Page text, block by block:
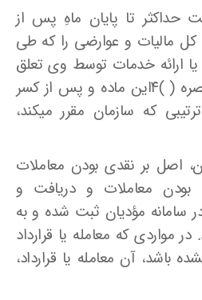
است حداکثر تا پایان ماهِ پس از
کل مالیات و عوارضی را که طی
ارائه خدمات توسط وی تعلق
گرفته است، با رعایت تبصره ( )۴این ماده و پس از کسر
که سازمان مقرر میکند،
قانون، اصل بر نقدی بودن معاملات
بودن معاملات و دریافت و
سامانه مؤدیان ثبت شده و به
مواردی که معامله یا قرارداد
باشد، آن معامله یا قرارداد،